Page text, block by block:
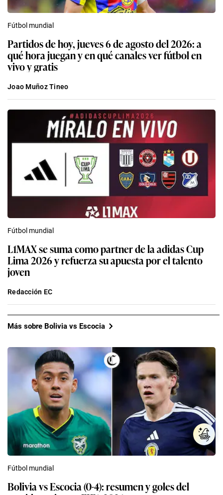
Fútbol mundial
Partidos de hoy, jueves 6 de agosto del 2026: a
qué hora juegan y en qué canales ver fútbol en
vivo y gratis
Joao Muñoz Tineo
Fútbol mundial
L1MAX se suma como partner de la adidas Cup
Lima 2026 y refuerza su apuesta por el talento
joven
Redacción EC
Más sobre Bolivia vs Escocia
Fútbol mundial
Bolivia vs Escocia (0-4): resumen y goles del